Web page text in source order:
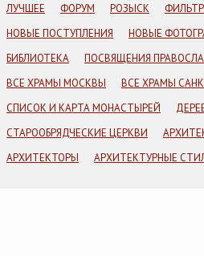
ЛУЧШЕЕ
ФОРУМ РОЗЫСК
НОВЫЕ ПОСТУПЛЕНИЯ
НОВЫЕ
БИБЛИОТЕКА
ПОСВЯЩЕНИЯ
ВСЕ ХРАМЫ МОСКВЫ
ВСЕ ХРАМЫ
СПИСОК И КАРТА МОНАСТЫРЕЙ
СТАРООБРЯДЧЕСКИЕ ЦЕРКВИ
АРХИТЕКТОРЫ
АРХИТЕКТУРНЫЕ